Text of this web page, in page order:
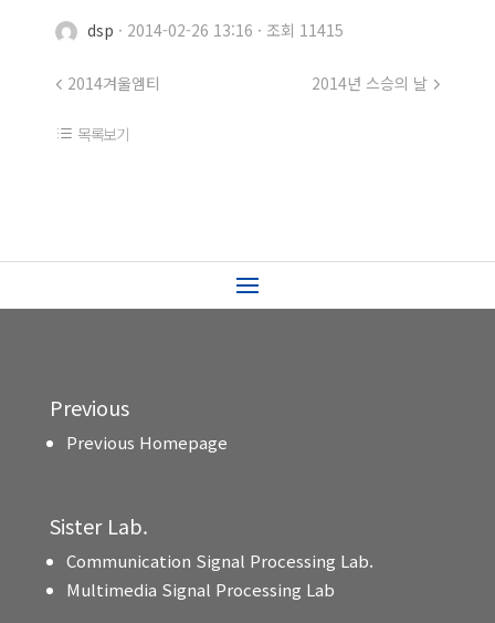
dsp · 2014-02-26 13:16 · 조회 11415
2014겨울엠티 2014년 스승의 날
목록보기
Previous
Previous Homepage
Sister Lab.
Communication Signal Processing Lab.
Multimedia Signal Processing Lab